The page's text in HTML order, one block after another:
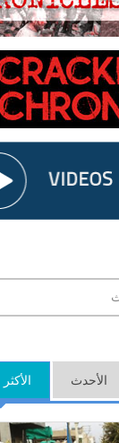
الأحدث